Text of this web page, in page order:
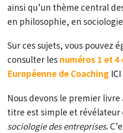
ainsi qu’un thème central
en philosophie, en
Sur ces sujets, vous pouvez
consulter les numéros 1 et 4
Européenne de Coaching
Nous devons le premier
titre est simple et révélateur
sociologie des entreprises.